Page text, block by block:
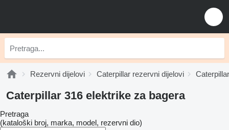
Rezervni dijelovi Caterpillar rezervni dijelovi
Caterpillar 316 elektrike za bagerа
Pretraga
(kataloški broj, marka, model, rezervni dio)